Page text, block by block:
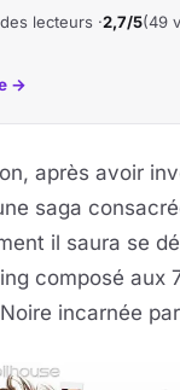
lecteurs ·2,7/5(49
→
après avoir
saga
il saura se
composé
incarnée